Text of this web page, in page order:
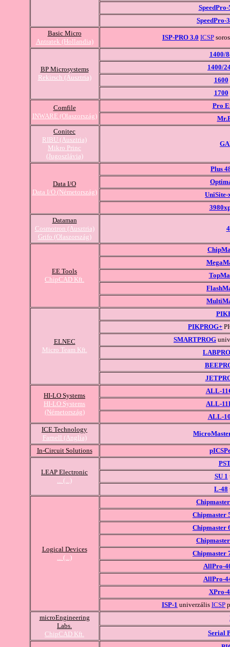
SpeedPro-
Basic Micro
Antratek (Hollandia)
ISP-PRO 3.0 ICSP
BP Microsystems
Rekirsch (Ausztria)
1400/
1400/
1600
1700
Comfile
INWARE (Olaszország)
Pro
Conitec
RIBU (Ausztria)
Mikro Princ
(Jugoszlávia)
Data I/O
Data I/O (Németország)
Plus
UniSite-
Dataman
Cosmotron (Ausztria)
Grifo (Olaszország)
EE Tools
ChipCAD Kft.
ELNEC
Micro Team Kft.
PIKPROG+
SMARTPROG
HI-LO Systems
HI-LO Systems
(Németország)
ALL-
ALL-
ALL-
ICE Technology
Farnell (Anglia)
In-Circuit Solutions
LEAP Electronic
... (...)
SU 1
L-48
Logical Devices
... (...)
Chipmaster
Chipmaster
Chipmaster
AllPro-
AllPro-
XPro-
ISP-1 univerzális ICSP
microEngineering
Labs.
ChipCAD Kft.
Serial